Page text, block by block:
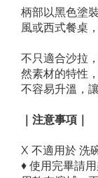
柄部以黑色塗
風或西式餐桌
不只適合沙拉
然素材的特性
不容易升溫，
｜注意事項｜
X 不適用於 洗
♦ 使用完畢請